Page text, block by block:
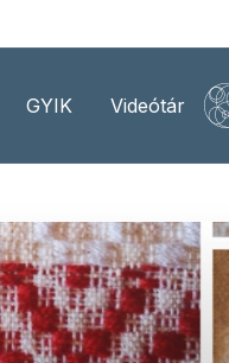
GYIK Videótár